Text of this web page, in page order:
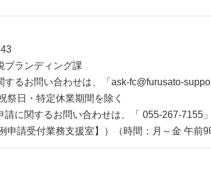
ランディング課
るお問い合わせは、「ask-fc@furusato-
祭日・特定休業期間を除く
に関するお問い合わせは、「 055-267-7155
申請受付業務支援室】）（時間：月～金 午前